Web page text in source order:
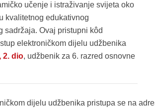
učenje i istraživanje svijeta oko
kvalitetnog edukativnog
sadržaja. Ovaj pristupni kôd
elektroničkom dijelu udžbenika
2. dio, udžbenik za 6. razred osnovne
dijelu udžbenika pristupa se na